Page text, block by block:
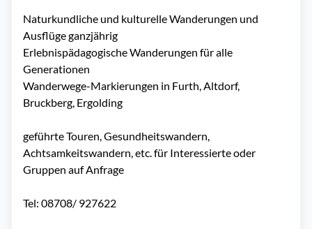
Naturkundliche und kulturelle Wanderungen und
Ausflüge ganzjährig
Erlebnispädagogische Wanderungen für alle
Generationen
Wanderwege-Markierungen in Furth, Altdorf,
Bruckberg, Ergolding
geführte Touren, Gesundheitswandern,
Achtsamkeitswandern, etc. für Interessierte oder
Gruppen auf Anfrage
Tel: 08708/ 927622